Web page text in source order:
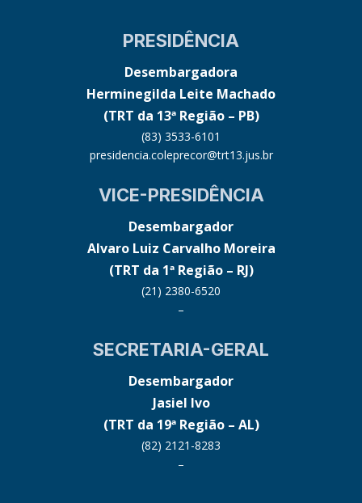
PRESIDÊNCIA
Desembargadora
Herminegilda Leite Machado
(TRT da 13ª Região – PB)
(83) 3533-6101
presidencia.coleprecor@trt13.jus.br
VICE-PRESIDÊNCIA
Desembargador
Alvaro Luiz Carvalho Moreira
(TRT da 1ª Região – RJ)
(21) 2380-6520
–
SECRETARIA-GERAL
Desembargador
Jasiel Ivo
(TRT da 19ª Região – AL)
(82) 2121-8283
–